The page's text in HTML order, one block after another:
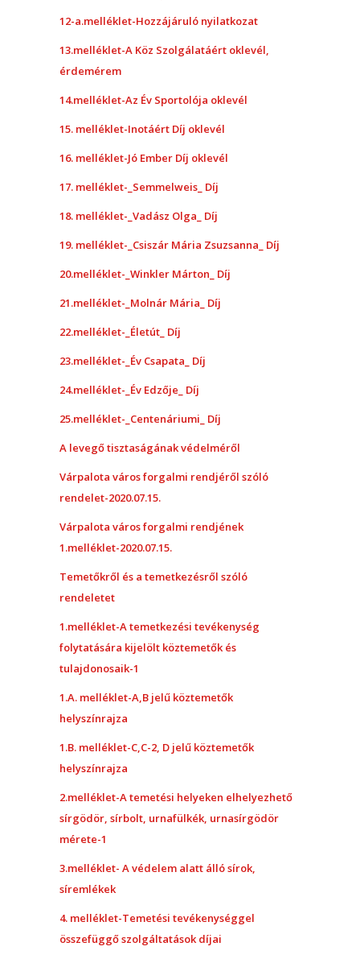
12-a.melléklet-Hozzájáruló nyilatkozat
13.melléklet-A Köz Szolgálatáért oklevél,
érdemérem
14.melléklet-Az Év Sportolója oklevél
15. melléklet-Inotáért Díj oklevél
16. melléklet-Jó Ember Díj oklevél
17. melléklet-_Semmelweis_ Díj
18. melléklet-_Vadász Olga_ Díj
19. melléklet-_Csiszár Mária Zsuzsanna_ Díj
20.melléklet-_Winkler Márton_ Díj
21.melléklet-_Molnár Mária_ Díj
22.melléklet-_Életút_ Díj
23.melléklet-_Év Csapata_ Díj
24.melléklet-_Év Edzője_ Díj
25.melléklet-_Centenáriumi_ Díj
A levegő tisztaságának védelméről
Várpalota város forgalmi rendjéről szóló
rendelet-2020.07.15.
Várpalota város forgalmi rendjének
1.melléklet-2020.07.15.
Temetőkről és a temetkezésről szóló
rendeletet
1.melléklet-A temetkezési tevékenység
folytatására kijelölt köztemetők és
tulajdonosaik-1
1.A. melléklet-A,B jelű köztemetők
helyszínrajza
1.B. melléklet-C,C-2, D jelű köztemetők
helyszínrajza
2.melléklet-A temetési helyeken elhelyezhető
sírgödör, sírbolt, urnafülkék, urnasírgödör
mérete-1
3.melléklet- A védelem alatt álló sírok,
síremlékek
4. melléklet-Temetési tevékenységgel
összefüggő szolgáltatások díjai